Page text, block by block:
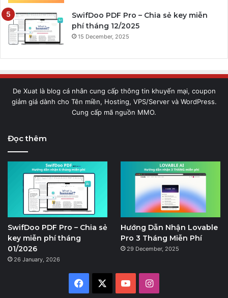
SwifDoo PDF Pro – Chia sẻ key miễn
phí tháng 12/2025
15 December, 2025
De Xuat là blog cá nhân cung cấp thông tin khuyến mại, coupon
giảm giá dành cho Tên miền, Hosting, VPS/Server và WordPress.
Cung cấp mã nguồn MMO.
Đọc thêm
SwifDoo PDF Pro – Chia sẻ
key miễn phí tháng
01/2026
26 January, 2026
Hướng Dẫn Nhận Lovable
Pro 3 Tháng Miễn Phí
29 December, 2025
Facebook YouTubeInstagram